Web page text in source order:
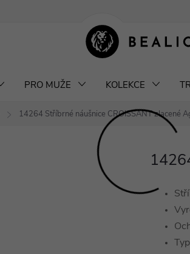
PRO MUŽE KOLEKCE
14264 Stříbrné náušnice CROISSANT zlacené